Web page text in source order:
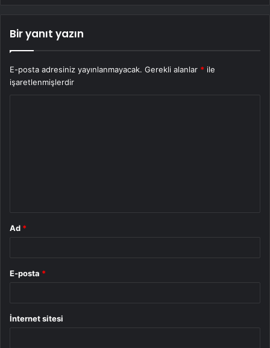
Bir yanıt yazın
E-posta adresiniz yayınlanmayacak. Gerekli alanlar * ile
işaretlenmişlerdir
Ad *
E-posta *
İnternet sitesi